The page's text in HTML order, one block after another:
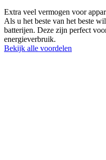
Extra veel vermogen voor
Als u het beste van het beste
batterijen. Deze zijn perfect
energieverbruik.
Bekijk alle voordelen